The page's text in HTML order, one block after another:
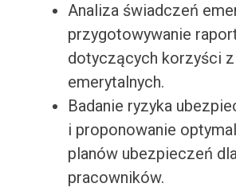
Analiza świadczeń
przygotowywanie
dotyczących korzyści
emerytalnych.
Badanie ryzyka
i proponowanie
planów ubezpieczeń
pracowników.